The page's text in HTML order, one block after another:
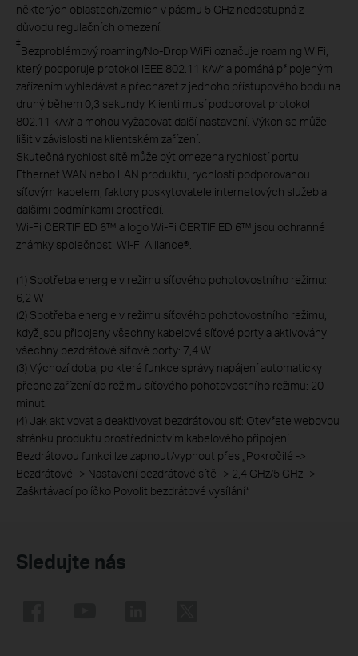
některých oblastech/zemích v pásmu 5 GHz nedostupná z
důvodu regulačních omezení.
‡
Bezproblémový roaming/No-Drop WiFi označuje roaming WiFi,
který podporuje protokol IEEE 802.11 k/v/r a pomáhá připojeným
zařízením vyhledávat a přecházet z jednoho přístupového bodu na
druhý během 0,3 sekundy. Klienti musí podporovat protokol
802.11 k/v/r a mohou vyžadovat další nastavení. Výkon se může
lišit v závislosti na klientském zařízení.
Skutečná rychlost sítě může být omezena rychlostí portu
Ethernet WAN nebo LAN produktu, rychlostí podporovanou
síťovým kabelem, faktory poskytovatele internetových služeb a
dalšími podmínkami prostředí.
Wi-Fi CERTIFIED 6™ a logo Wi-Fi CERTIFIED 6™ jsou ochranné
známky společnosti Wi-Fi Alliance®.
(1) Spotřeba energie v režimu síťového pohotovostního režimu:
6,2 W
(2) Spotřeba energie v režimu síťového pohotovostního režimu,
když jsou připojeny všechny kabelové síťové porty a aktivovány
všechny bezdrátové síťové porty: 7,4 W.
(3) Výchozí doba, po které funkce správy napájení automaticky
přepne zařízení do režimu síťového pohotovostního režimu: 20
minut.
(4) Jak aktivovat a deaktivovat bezdrátovou síť: Otevřete webovou
stránku produktu prostřednictvím kabelového připojení.
Bezdrátovou funkci lze zapnout/vypnout přes „Pokročilé ->
Bezdrátové -> Nastavení bezdrátové sítě -> 2,4 GHz/5 GHz ->
Zaškrtávací políčko Povolit bezdrátové vysílání“
Sledujte nás